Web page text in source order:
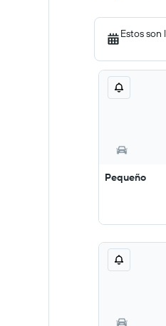
Estos son
Pequeño